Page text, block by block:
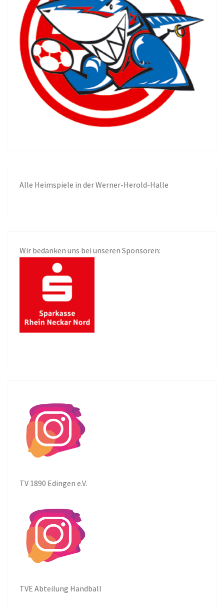
Alle Heimspiele in der Werner-Herold-Halle
Wir bedanken uns bei unseren Sponsoren:
TV 1890 Edingen e.V.
TVE Abteilung Handball